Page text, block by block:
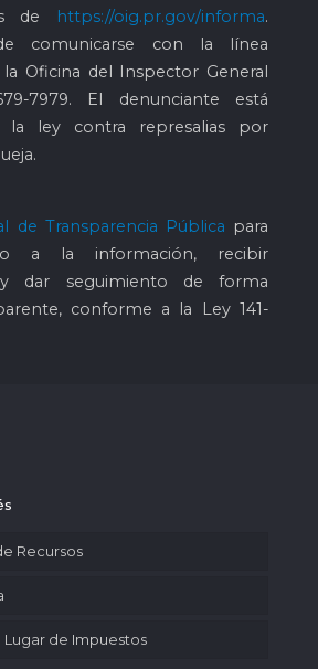
de
https://oig.pr.gov/informa.
comunicarse con la línea
Oficina del Inspector General
7979. El denunciante está
ley contra represalias por
de Transparencia Pública para
a la información, recibir
y dar seguimiento de forma
conforme a la Ley 141-
Recursos
de Impuestos